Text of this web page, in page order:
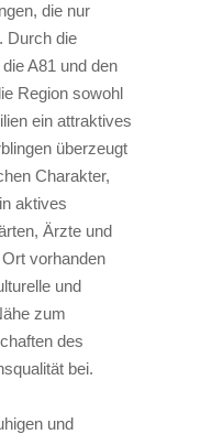
die nur
Durch die
A81 und den
Region sowohl
ein attraktives
überzeugt
Charakter,
aktives
Ärzte und
vorhanden
und
zum
des
bei.
und